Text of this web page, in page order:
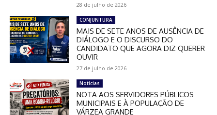
28 de julho de 2026
CONJUNTURA
MAIS DE SETE ANOS DE AUSÊNCIA DE
DIÁLOGO E O DISCURSO DO
CANDIDATO QUE AGORA DIZ QUERER
OUVIR
27 de julho de 2026
Notícias
NOTA AOS SERVIDORES PÚBLICOS
MUNICIPAIS E À POPULAÇÃO DE
VÁRZEA GRANDE